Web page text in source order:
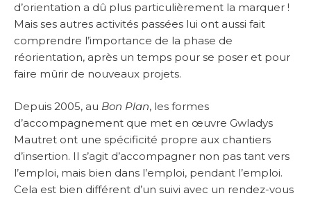
d’orientation a dû plus particulièrement la marquer !
Mais ses autres activités passées lui ont aussi fait
comprendre l’importance de la phase de
réorientation, après un temps pour se poser et pour
faire mûrir de nouveaux projets.
Depuis 2005, au Bon Plan, les formes
d’accompagnement que met en œuvre Gwladys
Mautret ont une spécificité propre aux chantiers
d’insertion. Il s’agit d’accompagner non pas tant vers
l’emploi, mais bien dans l’emploi, pendant l’emploi.
Cela est bien différent d’un suivi avec un rendez-vous